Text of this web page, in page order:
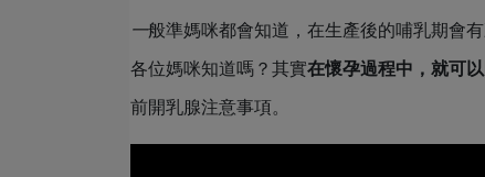
一般準媽咪都會知道，在生產後的哺乳期會
各位媽咪知道嗎？其實在懷孕過程中，就可
前開乳腺注意事項。